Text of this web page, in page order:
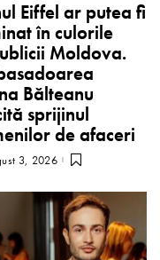
Eiffel ar putea fi
în culorile
Moldova.
Bălteanu
sprijinul
de afaceri
3, 2026